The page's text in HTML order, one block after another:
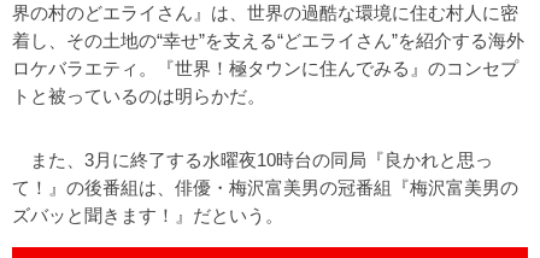
界の村のどエライさん』は、世界の過酷な環境に住む村人に密
着し、その土地の“幸せ”を支える“どエライさん”を紹介する海外
ロケバラエティ。『世界！極タウンに住んでみる』のコンセプ
トと被っているのは明らかだ。
また、3月に終了する水曜夜10時台の同局『良かれと思っ
て！』の後番組は、俳優・梅沢富美男の冠番組『梅沢富美男の
ズバッと聞きます！』だという。